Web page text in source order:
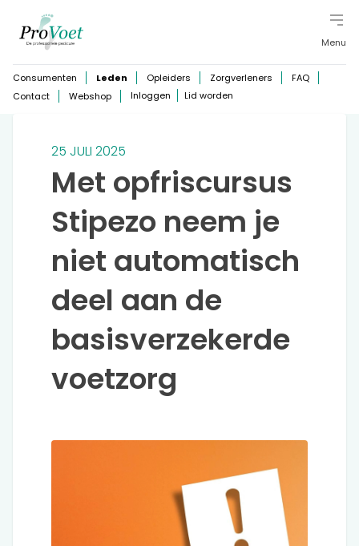
Menu
Consumenten Leden Opleiders Zorgverleners
FAQ
Contact
Webshop Inloggen Lid worden
25 JULI 2025
Met opfriscursus
Stipezo neem je
niet automatisch
deel aan de
basisverzekerde
voetzorg